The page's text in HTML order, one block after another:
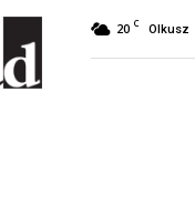
20 C Olkusz